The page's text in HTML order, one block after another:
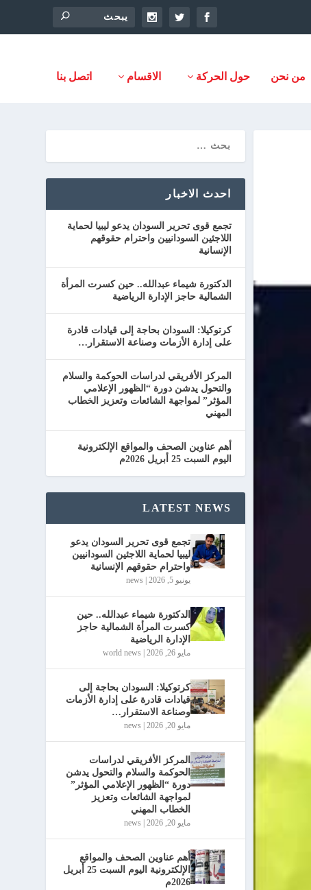
من نحن حول الحركة الاقسام اتصل بنا
احدث الاخبار
تجمع قوى تحرير السودان يدعو ليبيا لحماية
اللاجئين السودانيين واحترام حقوقهم
الإنسانية
الدكتورة شيماء عبدالله.. حين كسرت المرأة
الشمالية حاجز الإدارة الرياضية
كرتوكيلا: السودان بحاجة إلى قيادات قادرة
على إدارة الأزمات وصناعة الاستقرار…
المركز الأفريقي لدراسات الحوكمة والسلام
والتحول يدشن دورة “الظهور الإعلامي
المؤثر” لمواجهة الشائعات وتعزيز الخطاب
المهني
أهم عناوين الصحف والمواقع الإلكترونية
اليوم السبت 25 أبريل 2026م
LATEST NEWS
تجمع قوى تحرير السودان يدعو
ليبيا لحماية اللاجئين السودانيين
واحترام حقوقهم الإنسانية
يونيو 5, 2026 news
الدكتورة شيماء عبدالله.. حين
كسرت المرأة الشمالية حاجز
الإدارة الرياضية
مايو 26, 2026 world news
كرتوكيلا: السودان بحاجة إلى
قيادات قادرة على إدارة الأزمات
وصناعة الاستقرار…
مايو 20, 2026 news
المركز الأفريقي لدراسات
الحوكمة والسلام والتحول يدشن
دورة “الظهور الإعلامي المؤثر”
لمواجهة الشائعات وتعزيز
الخطاب المهني
مايو 20, 2026 news
أهم عناوين الصحف والمواقع
الإلكترونية اليوم السبت 25 أبريل
2026م